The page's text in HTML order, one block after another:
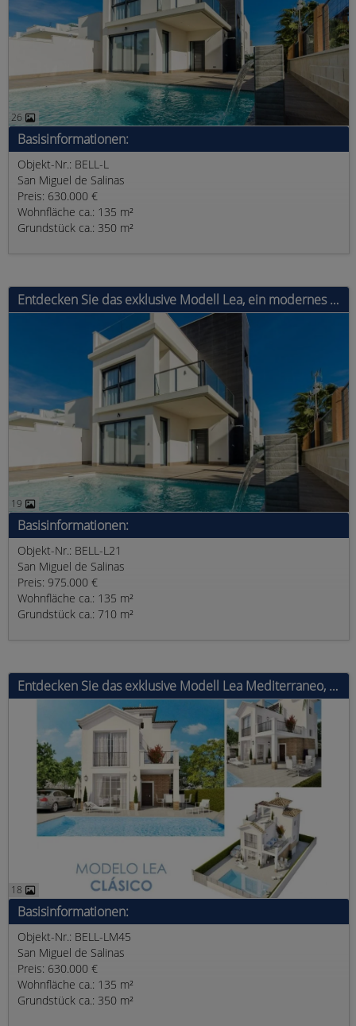
26
Basisinformationen:
Objekt-Nr.: BELL-L
San Miguel de Salinas
Preis: 630.000 €
Wohnfläche ca.: 135 m²
Grundstück ca.: 350 m²
Entdecken Sie das exklusive Modell Lea, ein modernes Haus mit 4 Schlafzimmern, 3 Bädern und einer bebauten Fläche von 135 m². Au
19
Basisinformationen:
Objekt-Nr.: BELL-L21
San Miguel de Salinas
Preis: 975.000 €
Wohnfläche ca.: 135 m²
Grundstück ca.: 710 m²
Entdecken Sie das exklusive Modell Lea Mediterraneo, ein modernes Haus mit 4 Schlafzimmern, 3 Bädern und einer bebauten Fläche von 135 m².
18
Basisinformationen:
Objekt-Nr.: BELL-LM45
San Miguel de Salinas
Preis: 630.000 €
Wohnfläche ca.: 135 m²
Grundstück ca.: 350 m²